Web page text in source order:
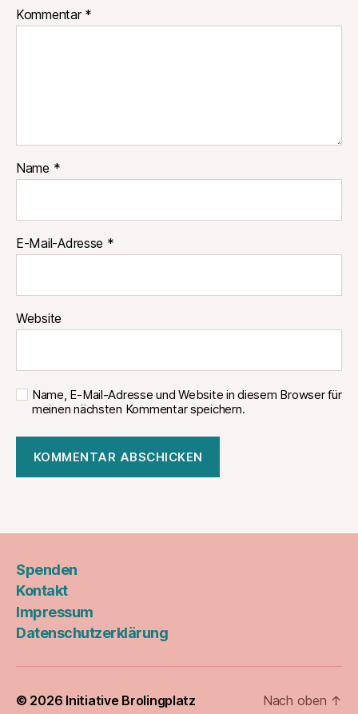
Kommentar *
Name *
E-Mail-Adresse *
Website
Name, E-Mail-Adresse und Website in diesem Browser für
meinen nächsten Kommentar speichern.
Spenden
Kontakt
Impressum
Datenschutzerklärung
© 2026 Initiative Brolingplatz
Nach oben ↑